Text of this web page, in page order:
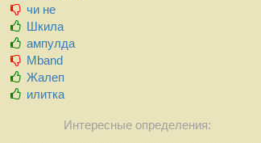
чи не
Шкила
ампулда
Mband
Жалеп
илитка
Интересные определения: